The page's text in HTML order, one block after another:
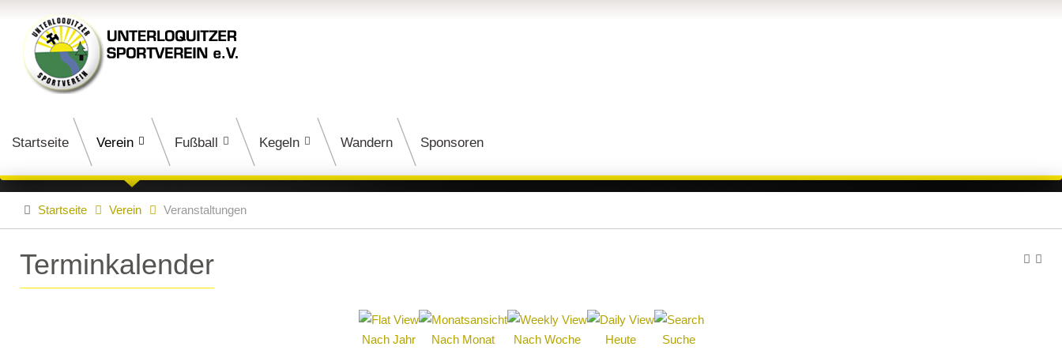
Startseite Verein Fußball Kegeln Wandern Sponsoren
Startseite Verein Veranstaltungen
Terminkalender
Nach Jahr Nach Monat Nach Woche Heute Suche